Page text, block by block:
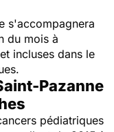
s'accompagnera
du mois à
incluses dans le
Pazanne
pédiatriques